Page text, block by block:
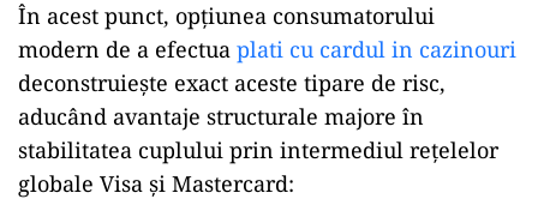
În acest punct, opțiunea consumatorului
modern de a efectua plati cu cardul in cazinouri
deconstruiește exact aceste tipare de risc,
aducând avantaje structurale majore în
stabilitatea cuplului prin intermediul rețelelor
globale Visa și Mastercard: